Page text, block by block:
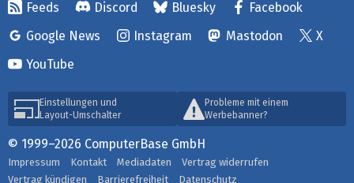
Feeds Discord Bluesky
Facebook
Google News
Instagram Mastodon
X
YouTube
Einstellungen und
Layout-Umschalter
Probleme mit einem
Werbebanner?
© 1999–2026 ComputerBase GmbH
Impressum Kontakt Mediadaten
Vertrag widerrufen
Vertrag kündigen
Barrierefreiheit Datenschutz